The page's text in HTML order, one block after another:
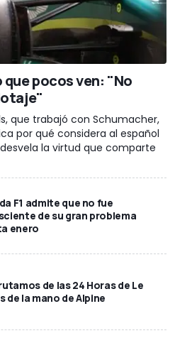
pocos ven: "No
que trabajó con Schumacher,
por qué considera al español
la virtud que comparte
F1 admite que no fue
de su gran problema
enero
de las 24 Horas de Le
de la mano de Alpine